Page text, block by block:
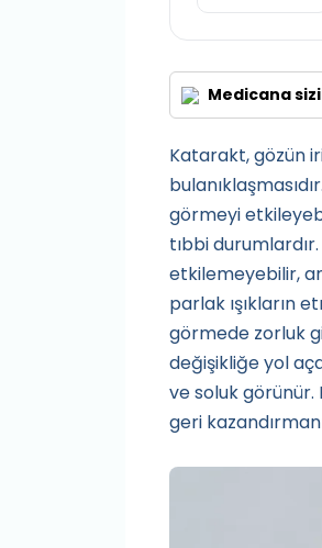
Medicana
Katarakt, gözün
görmeyi
tıbbi
etkilemeyebilir,
parlak ışıkların
görmede zorluk
değişikliğe yol
ve soluk
geri